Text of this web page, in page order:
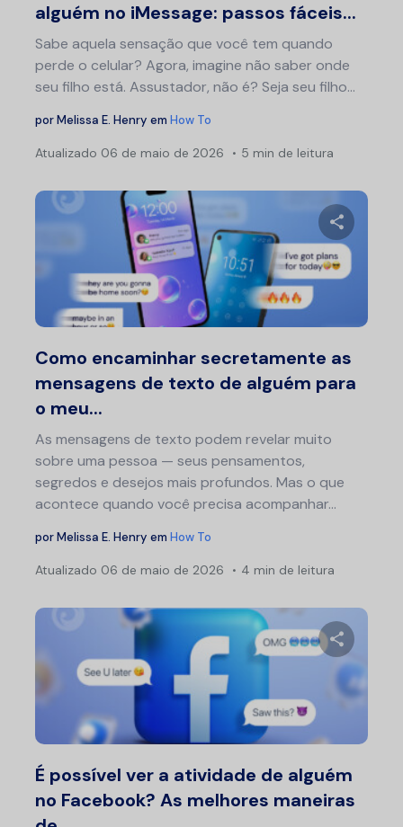
alguém no iMessage: passos fáceis...
Sabe aquela sensação que você tem quando
perde o celular? Agora, imagine não saber onde
seu filho está. Assustador, não é? Seja seu filho...
porMelissa E. Henry em How To
Atualizado 06 de maio de 2026 5 min de leitura
Como encaminhar secretamente as
mensagens de texto de alguém para
o meu...
As mensagens de texto podem revelar muito
sobre uma pessoa — seus pensamentos,
segredos e desejos mais profundos. Mas o que
acontece quando você precisa acompanhar...
porMelissa E. Henry em How To
Atualizado 06 de maio de 2026 4 min de leitura
É possível ver a atividade de alguém
no Facebook? As melhores maneiras